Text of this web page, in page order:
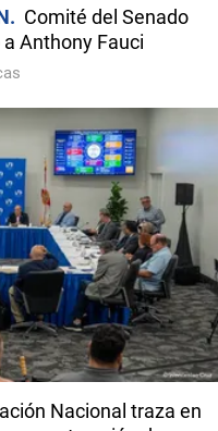
Comité del Senado
Anthony Fauci
Nacional traza en